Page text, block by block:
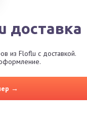
доставка
из Floflu с доставкой.
→